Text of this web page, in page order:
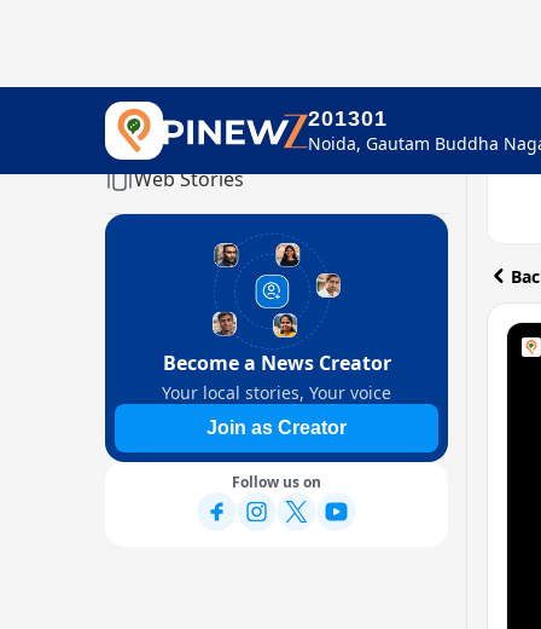
201301
Home
Web Stories
Become a News Creator
Your local stories, Your voice
Join as Creator
Follow us on